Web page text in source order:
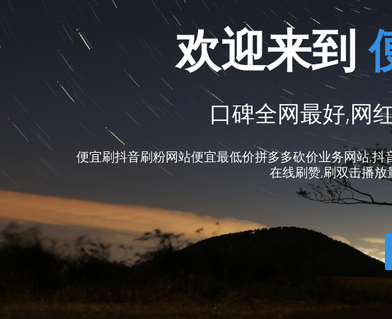
欢迎来到
口碑全网最好,网
便宜刷抖音刷粉网站便宜最低价拼多多砍价业务网站,
在线刷赞,刷双击播